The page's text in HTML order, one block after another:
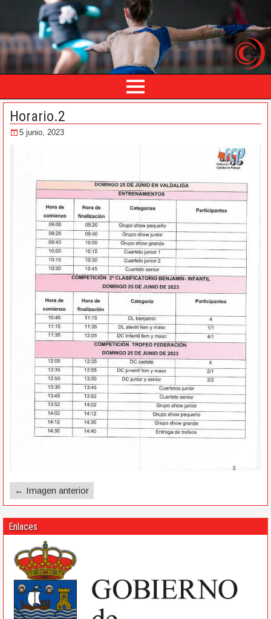
Horario.2
5 junio, 2023
← Imagen anterior
Enlaces